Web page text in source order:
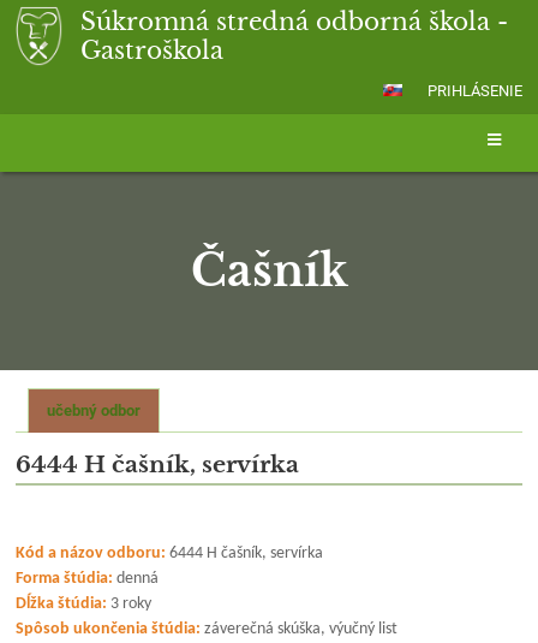
Súkromná stredná odborná škola -
Gastroškola
PRIHLÁSENIE
Čašník
Čašník
učebný odbor
6444 H čašník, servírka
Kód a názov odboru: 6444 H čašník, servírka
Forma štúdia: denná
Dĺžka štúdia: 3 roky
Spôsob ukončenia štúdia: záverečná skúška, výučný list